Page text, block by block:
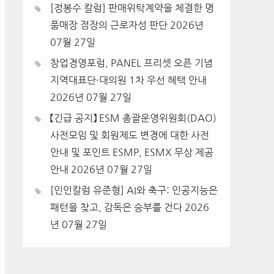
[정봉수 칼럼] 판매위탁계약을 체결한 명
품매장 점장의 근로자성 판단 2026년
07월 27일
창업경영포럼, PANEL 프리셋 오픈 기념
지역대표단·대의원 1차 우선 혜택 안내
2026년 07월 27일
【긴급 공지】 ESM 총괄운영위원회(DAO)
사전모임 및 회원제도 변경에 대한 사전
안내 및 포인트 ESMP, ESMX 무상 제공
안내 2026년 07월 27일
[인인칼럼 유준형] AI와 축구: 인공지능은
패턴을 찾고, 감독은 승부를 건다 2026
년 07월 27일